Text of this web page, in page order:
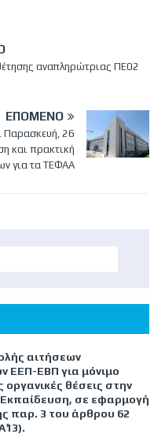
αναπληρώτριας ΠΕ02
ΕΠΌΜΕΝΟ
Παρασκευή, 26
και πρακτική
για τα ΤΕΦΑΑ
αιτήσεων
ΕΕΠ-ΕΒΠ για μόνιμο
οργανικές θέσεις στην
Εκπαίδευση, σε εφαρμογή
παρ. 3 του άρθρου 62